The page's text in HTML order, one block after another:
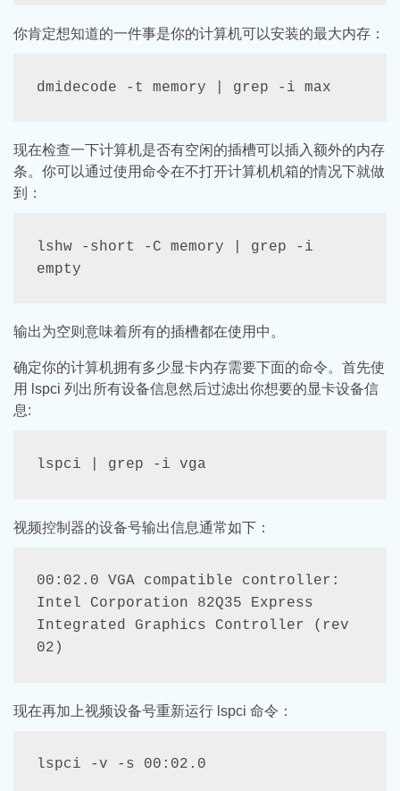
你肯定想知道的一件事是你的计算机可以安装的最大内存：
dmidecode -t memory | grep -i max
现在检查一下计算机是否有空闲的插槽可以插入额外的内存
条。你可以通过使用命令在不打开计算机机箱的情况下就做
到：
lshw -short -C memory | grep -i
empty
输出为空则意味着所有的插槽都在使用中。
确定你的计算机拥有多少显卡内存需要下面的命令。首先使
用 lspci 列出所有设备信息然后过滤出你想要的显卡设备信
息:
lspci | grep -i vga
视频控制器的设备号输出信息通常如下：
00:02.0 VGA compatible controller:
Intel Corporation 82Q35 Express
Integrated Graphics Controller (rev
02)
现在再加上视频设备号重新运行 lspci 命令：
lspci -v -s 00:02.0